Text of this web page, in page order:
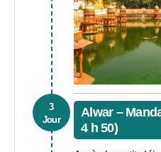
3
Jour
Alwar –
4 h 50)